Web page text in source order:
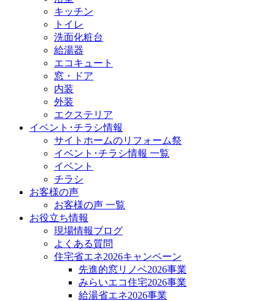
キッチン
トイレ
洗面化粧台
給湯器
エコキュート
窓・ドア
内装
外装
エクステリア
イベント･チラシ情報
サイトホームのリフォーム祭
イベント･チラシ情報 一覧
イベント
チラシ
お客様の声
お客様の声 一覧
お役立ち情報
現場情報ブログ
よくある質問
住宅省エネ2026キャンペーン
先進的窓リノベ2026事業
みらいエコ住宅2026事業
給湯省エネ2026事業